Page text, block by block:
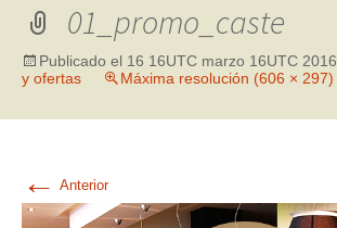
01_promo_caste
Publicado el 16 16UTC marzo 16UTC 2016
y ofertas
Máxima resolución (606 × 297)
← Anterior